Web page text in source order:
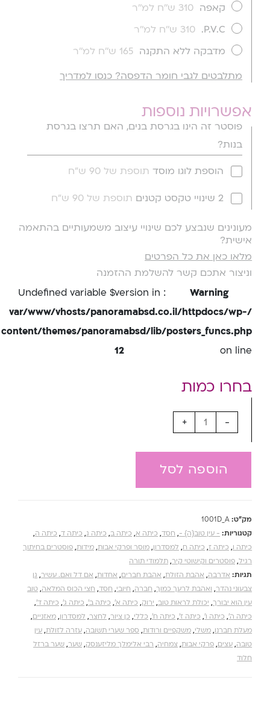
קאפה 310 ש''ח למ''ר
P.V.C.
310 ש''ח למ''ר
מדבקה ללא התקנה 165 ש''ח למ''ר
מתלבטים לגבי חומר הדפסה? כנסו למדריך
אפשרויות נוספות
פוסטר זה הינו בגרסת בנים, האם תרצו בגרסת
בנות?
הוספת לוגו מוסד תוספת של 90 ש"ח
2 שינויי טקסט קטנים תוספת של 90 ש"ח
מעונינים שנבצע לכם שינויי עיצוב משמעותיים בהתאמה
אישית?
מלאו כאן את כל הפרטים
וניצור אתכם קשר להשלמת ההזמנה
Warning
: Undefined variable $version in
/var/www/vhosts/panoramabsd.co.il/httpdocs/wp-
content/themes/panoramabsd/lib/posters_funcs.php
on line
12
-
+
הוספה לסל
מק"ט: 1001D_A
קטגוריות: - עין טוב{ה} -, חסד, כיתה א, כיתה ב, כיתה ג, כיתה ד, כיתה ה,
כיתה ו, כיתה ז, כיתה ח, למסדרון, מוסר ופרקי אבות, מידות, פוסטרים בחיתוך
רגיל, פוסטרים וקישוטי קיר, תלמודי תורה
תגיות: אדרבה, אהבת הזולת, אהבת חברים, אחדות, אם דל ואם. עשיר, גן
צבעוני נהדר, ואהבת לרעך כמוך, חברה, חיובי, חסד, חצי הכוס המלאה, טוב
עין הוא יבורך, יכולת לראות טוב, ירוק, כיתה א', כיתה ב', כיתה ג', כיתה ד',
כיתה ה', כיתה ו', כיתה ז', כיתה ח', כללי, כן ציור, לחצר, למסדרון, מאזניים,
מעלת חברנו, משלי, משקפיים ורודות, ספר שערי תשובה, עזרה לזולת, עין
טובה, עצים, פרקי אבות, צמחיה, רבי אלימלך מליזענסק, שער, שער ברזל
חלוד